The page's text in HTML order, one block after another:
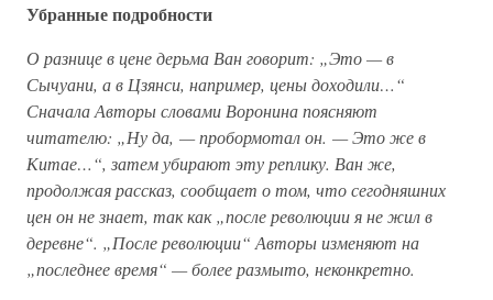
Убранные подробности
О разнице в цене дерьма Ван говорит: „Это — в
Сычуани, а в Цзянси, например, цены доходили…“
Сначала Авторы словами Воронина поясняют
читателю: „Ну да, — пробормотал он. — Это же в
Китае…“, затем убирают эту реплику. Ван же,
продолжая рассказ, сообщает о том, что сегодняшних
цен он не знает, так как „после революции я не жил в
деревне“. „После революции“ Авторы изменяют на
„последнее время“ — более размыто, неконкретно.